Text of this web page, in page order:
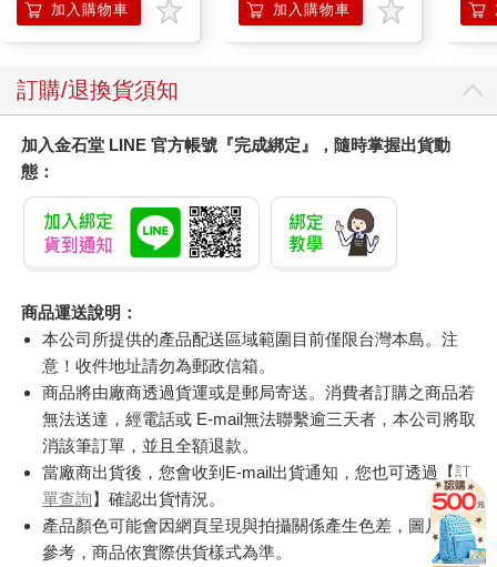
調理頭皮洗髮液/0矽靈
滋潤洗頭髮水/一般髮
加入購物車 加入購物車
訂購/退換貨須知
加入金石堂 LINE 官方帳號『完成綁定』，隨時掌握出貨動
態：
商品運送說明：
本公司所提供的產品配送區域範圍目前僅限台灣本島。注
意！收件地址請勿為郵政信箱。
商品將由廠商透過貨運或是郵局寄送。消費者訂購之商品若
無法送達，經電話或 E-mail無法聯繫逾三天者，本公司將取
消該筆訂單，並且全額退款。
當廠商出貨後，您會收到E-mail出貨通知，您也可透過【訂
單查詢】確認出貨情況。
產品顏色可能會因網頁呈現與拍攝關係產生色差，圖片僅供
參考，商品依實際供貨樣式為準。